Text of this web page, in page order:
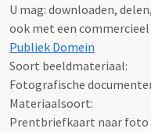
U mag: downloaden,
ook met een commercieel
Publiek Domein
Soort beeldmateriaal:
Fotografische
Materiaalsoort:
Prentbriefkaart naar foto